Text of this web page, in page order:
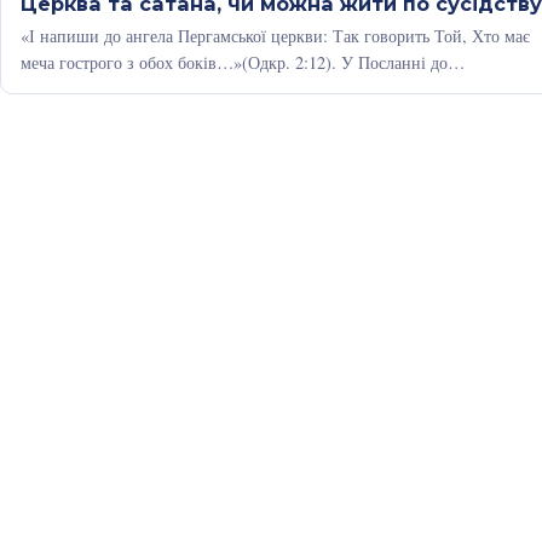
«І напиши до ангела Пергамської церкви: Так говорить Той, Хто має
меча гострого з обох боків…»(Одкр. 2:12). У Посланні до…